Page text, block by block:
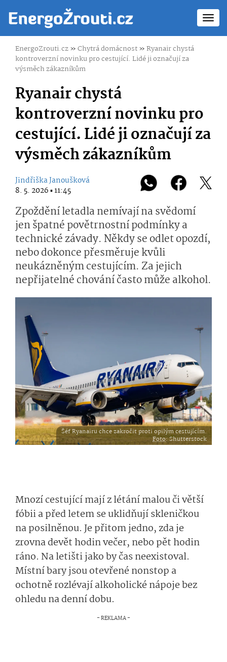
EnergoZrouti.cz»Chytrá domácnost»Ryanair chystá
kontroverzní novinku pro cestující. Lidé ji označují za
výsměch zákazníkům
Ryanair chystá
kontroverzní novinku pro
cestující. Lidé ji označují za
výsměch zákazníkům
Jindřiška Janoušková
8. 5. 2026 ▪ 11:45
Zpoždění letadla nemívají na svědomí
jen špatné povětrnostní podmínky a
technické závady. Někdy se odlet opozdí,
nebo dokonce přesměruje kvůli
neukázněným cestujícím. Za jejich
nepřijatelné chování často může alkohol.
Šéf Ryanairu chce zakročit proti opilým cestujícím.
Foto: Shutterstock
Mnozí cestující mají z létání malou či větší
fóbii a před letem se uklidňují skleničkou
na posilněnou. Je přitom jedno, zda je
zrovna devět hodin večer, nebo pět hodin
ráno. Na letišti jako by čas neexistoval.
Místní bary jsou otevřené nonstop a
ochotně rozlévají alkoholické nápoje bez
ohledu na denní dobu.